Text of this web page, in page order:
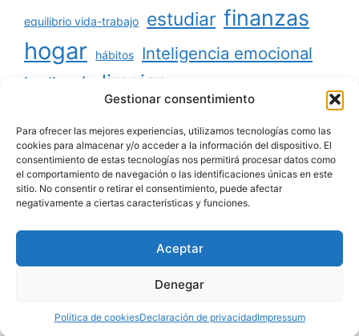
Gestionar consentimiento
Para ofrecer las mejores experiencias, utilizamos tecnologías como las
cookies para almacenar y/o acceder a la información del dispositivo. El
consentimiento de estas tecnologías nos permitirá procesar datos como
el comportamiento de navegación o las identificaciones únicas en este
sitio. No consentir o retirar el consentimiento, puede afectar
negativamente a ciertas características y funciones.
Aceptar
Denegar
Política de cookiesDeclaración de privacidadImpressum
equilibrio vida-trabajo estudiar finanzas
hogar hábitos Inteligencia emocional
jardinería limpiar
minimalismo niños
ordenar organizar productividad
reciclaje relaciones sociales salud
tecnología viajar voluntariado
Política de privacidad